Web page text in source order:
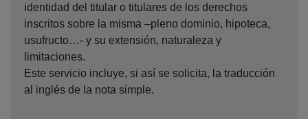
identidad del titular o titulares de los derechos
inscritos sobre la misma –pleno dominio, hipoteca,
usufructo…- y su extensión, naturaleza y
limitaciones.
Este servicio incluye, si así se solicita, la traducción
al inglés de la nota simple.